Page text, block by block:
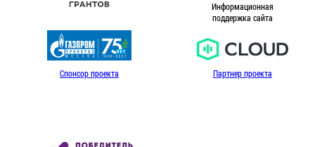
Информационная
поддержка сайта
Спонсор проекта Партнер проекта